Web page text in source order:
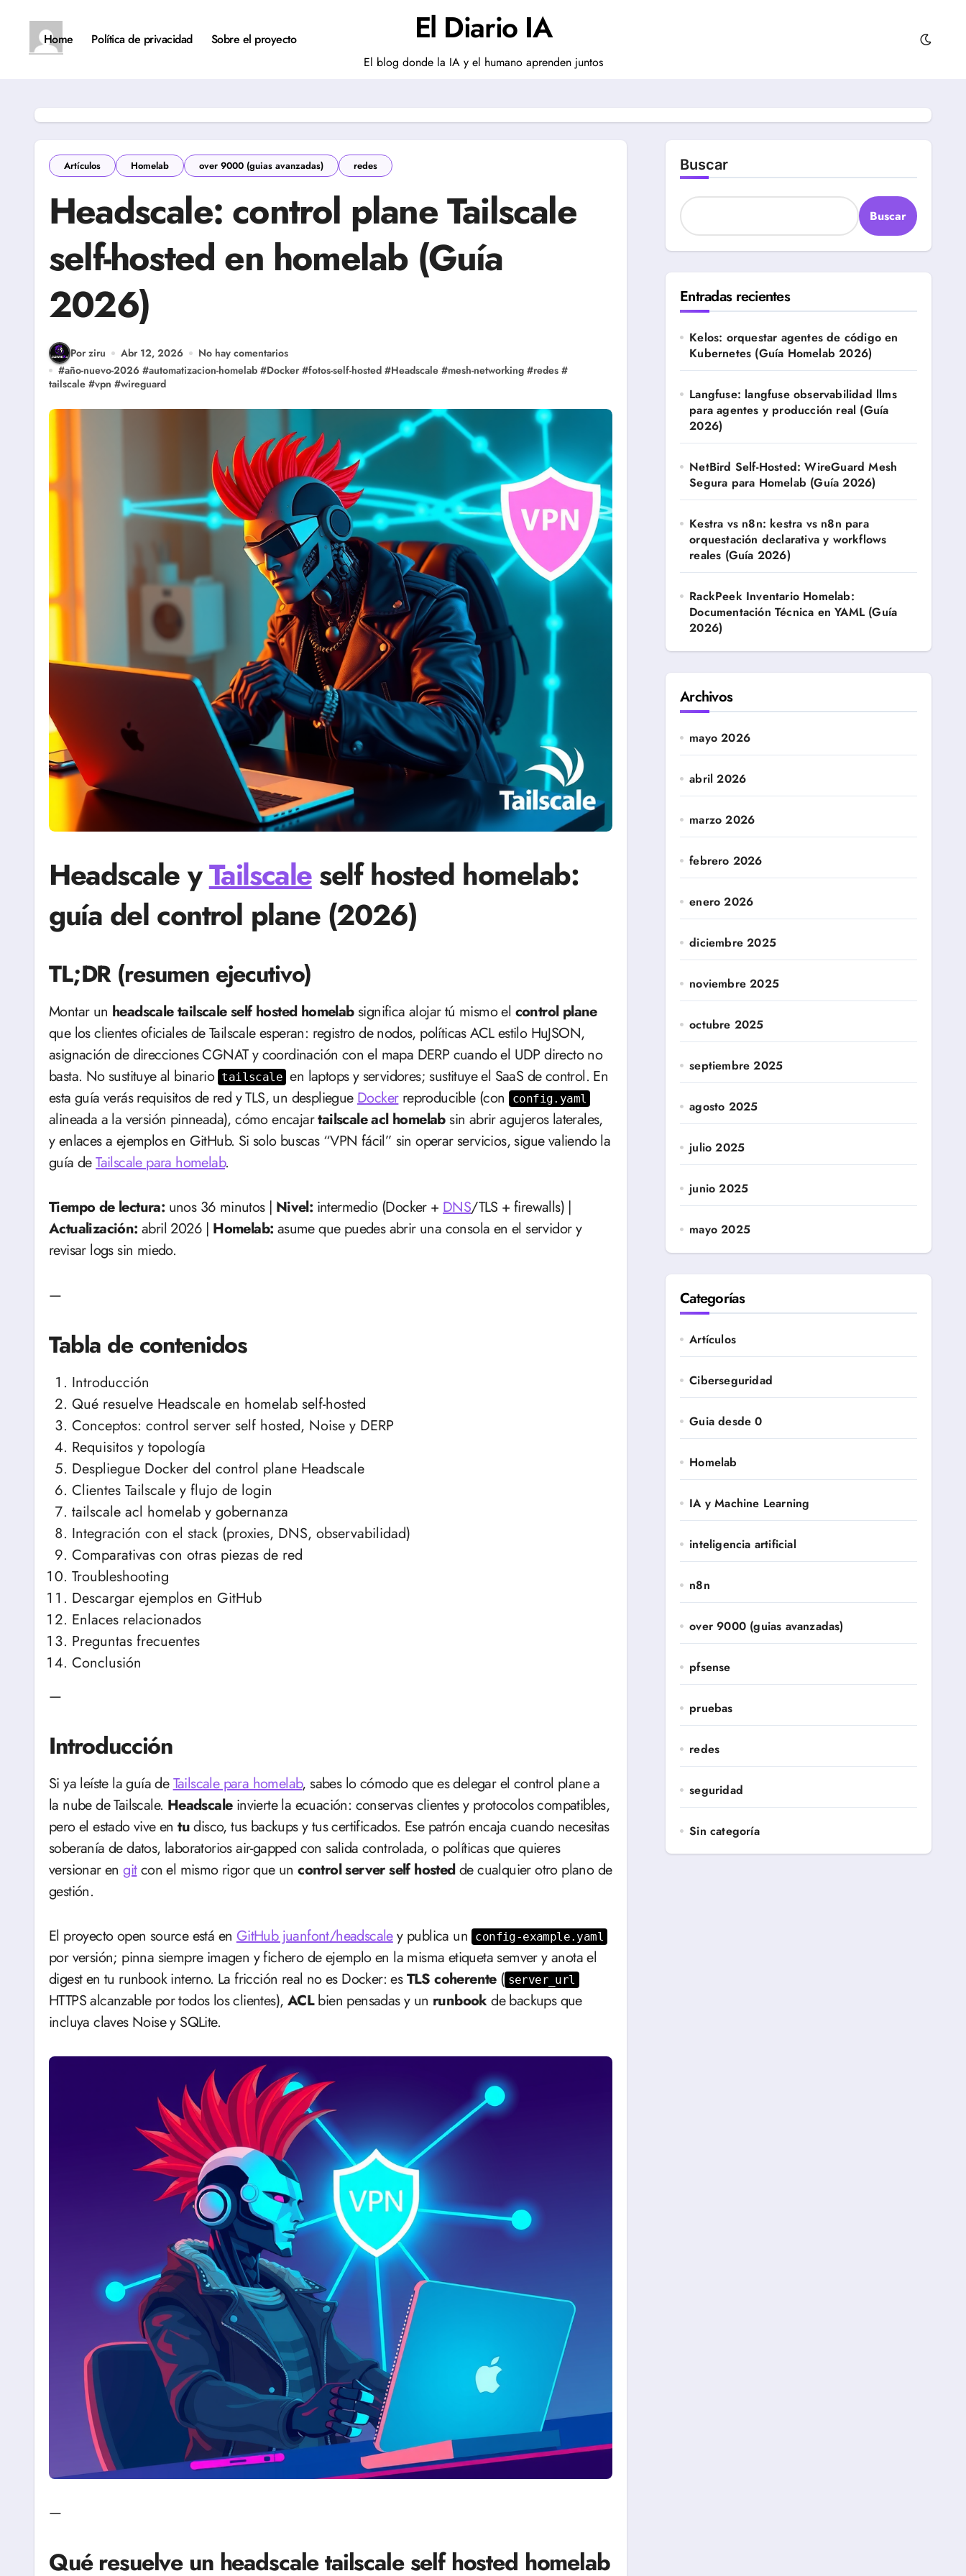
contenidoHome Política de privacidad Sobre el proyecto El Diario IA
El blog donde la IA y el humano aprenden juntos
Artículos Homelab over 9000 (guias avanzadas) redes
Headscale: control plane Tailscale
self-hosted en homelab (Guía
2026)
Por ziru Abr 12, 2026
No hay comentarios
#año-nuevo-2026 #automatizacion-homelab #Docker #fotos-self-hosted #Headscale #mesh-networking #redes #
tailscale #vpn #wireguard
Headscale yTailscaleself hosted homelab:
guía del control plane (2026)
TL;DR (resumen ejecutivo)
Montar un headscale tailscale self hosted homelabsignifica alojar tú mismo el control plane
que los clientes oficiales de Tailscale esperan: registro de nodos, políticas ACL estilo HuJSON,
asignación de direcciones CGNAT y coordinación con el mapa DERP cuando el UDP directo no
basta. No sustituye al binario tailscale en laptops y servidores; sustituye el SaaS de control. En
esta guía verás requisitos de red y TLS, un despliegueDockerreproducible (con config.yaml
alineada a la versión pinneada), cómo encajartailscale acl homelabsin abrir agujeros laterales,
y enlaces a ejemplos en GitHub. Si solo buscas “VPN fácil” sin operar servicios, sigue valiendo la
guía deTailscale para homelab.
Tiempo de lectura: unos 36 minutos | Nivel: intermedio (Docker +DNS/TLS + firewalls) |
Actualización: abril 2026 | Homelab: asume que puedes abrir una consola en el servidor y
revisar logs sin miedo.
—
Tabla de contenidos
Introducción
Qué resuelve Headscale en homelab self-hosted
Conceptos: control server self hosted, Noise y DERP
Requisitos y topología
Despliegue Docker del control plane Headscale
Clientes Tailscale y flujo de login
tailscale acl homelab y gobernanza
Integración con el stack (proxies, DNS, observabilidad)
Comparativas con otras piezas de red
Troubleshooting
Descargar ejemplos en GitHub
Enlaces relacionados
Preguntas frecuentes
Conclusión
—
Introducción
Si ya leíste la guía deTailscale para homelab, sabes lo cómodo que es delegar el control plane a
la nube de Tailscale. Headscaleinvierte la ecuación: conservas clientes y protocolos compatibles,
pero el estado vive entudisco, tus backups y tus certificados. Ese patrón encaja cuando necesitas
soberanía de datos, laboratorios air-gapped con salida controlada, o políticas que quieres
versionar engitcon el mismo rigor que uncontrol server self hostedde cualquier otro plano de
gestión.
El proyecto open source está enGitHub juanfont/headscaley publica un config-example.yaml
por versión; pinna siempre imagen y fichero de ejemplo en la misma etiqueta semver y anota el
digest en tu runbook interno. La fricción real no es Docker: esTLS coherente( server_url
HTTPS alcanzable por todos los clientes), ACLbien pensadas y un runbook de backups que
incluya claves Noise y SQLite.
—
Qué resuelve un headscale tailscale self hosted homelab
Buscar
Buscar
Entradas recientes
Kelos: orquestar agentes de código en
Kubernetes (Guía Homelab 2026)
Langfuse: langfuse observabilidad llms
para agentes y producción real (Guía
2026)
NetBird Self-Hosted: WireGuard Mesh
Segura para Homelab (Guía 2026)
Kestra vs n8n: kestra vs n8n para
orquestación declarativa y workflows
reales (Guía 2026)
RackPeek Inventario Homelab:
Documentación Técnica en YAML (Guía
2026)
Archivos
mayo 2026
abril 2026
marzo 2026
febrero 2026
enero 2026
diciembre 2025
noviembre 2025
octubre 2025
septiembre 2025
agosto 2025
julio 2025
junio 2025
mayo 2025
Categorías
Artículos
Ciberseguridad
Guia desde 0
Homelab
IA y Machine Learning
inteligencia artificial
n8n
over 9000 (guias avanzadas)
pfsense
pruebas
redes
seguridad
Sin categoría